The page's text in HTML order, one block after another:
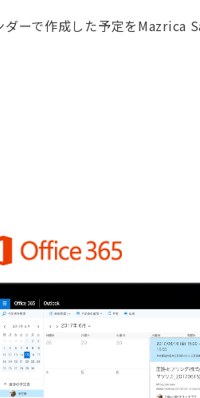
ーで作成した予定をMazrica